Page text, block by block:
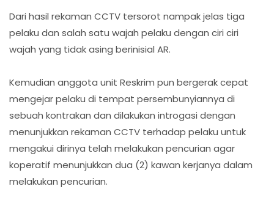
Dari hasil rekaman CCTV tersorot nampak jelas tiga
pelaku dan salah satu wajah pelaku dengan ciri ciri
wajah yang tidak asing berinisial AR.
Kemudian anggota unit Reskrim pun bergerak cepat
mengejar pelaku di tempat persembunyiannya di
sebuah kontrakan dan dilakukan introgasi dengan
menunjukkan rekaman CCTV terhadap pelaku untuk
mengakui dirinya telah melakukan pencurian agar
koperatif menunjukkan dua (2) kawan kerjanya dalam
melakukan pencurian.